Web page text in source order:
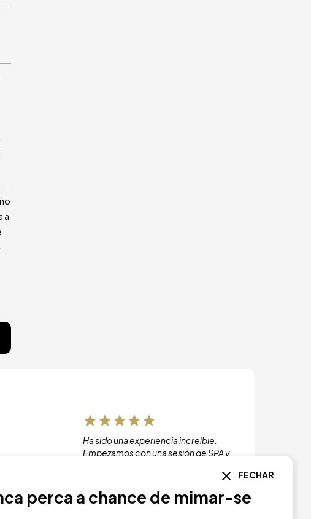
a
Ha sido una experiencia increíble.
Empezamos con una sesión de SPA y
almuerzo de calidad en un ambiente
único. Sin duda repetiremos!
FECHAR
perca a chance de mimar-se